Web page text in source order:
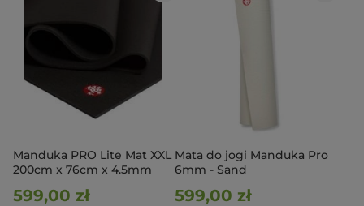
Manduka PRO Lite Mat XXL
200cm x 76cm x 4.5mm
599,00 zł
Mata do jogi Manduka Pro
6mm - Sand
599,00 zł